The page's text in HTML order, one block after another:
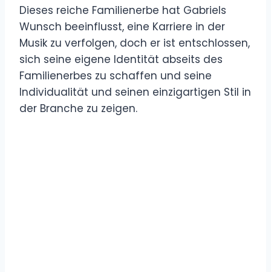
Dieses reiche Familienerbe hat Gabriels
Wunsch beeinflusst, eine Karriere in der
Musik zu verfolgen, doch er ist entschlossen,
sich seine eigene Identität abseits des
Familienerbes zu schaffen und seine
Individualität und seinen einzigartigen Stil in
der Branche zu zeigen.